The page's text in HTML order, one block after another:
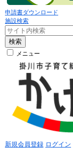
申請書ダウンロード
施設検索
検索
メニュー
新規会員登録 ログイン